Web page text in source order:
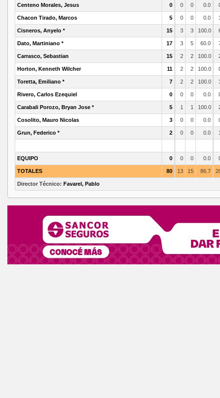
Centeno Morales, Jesus 0 0 0 0.0
Chacon Tirado, Marcos 5 0 0 0.0
Cisneros, Anyelo * 15 3 3 100.0
Dato, Martiniano * 17 3 5 60.0
Carrasco, Sebastian 15 2 2 100.0
Horton, Kenneth Wilcher 11 2 2 100.0
Toretta, Emiliano * 7 2 2 100.0
Rivero, Carlos Ezequiel 0 0 0 0.0
Carabali Porozo, Bryan Jose * 5 1 1 100.0
Cosolito, Mauro Nicolas 3 0 0 0.0
Grun, Federico * 2 0 0 0.0
EQUIPO 0 0 0 0.0
TOTALES 80 13 15 86.7
Director Técnico: Favarel, Pablo